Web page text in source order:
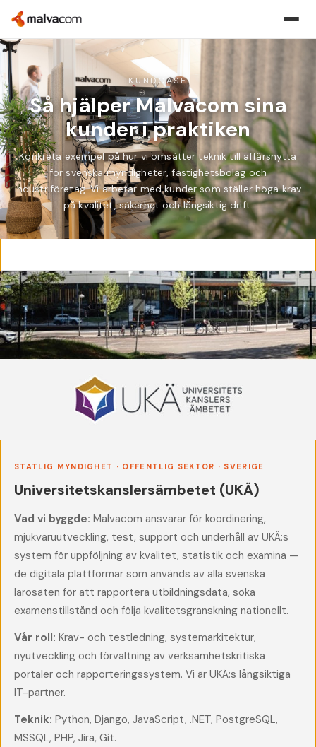
KUNDCASE
Så hjälper Malvacom sina
kunder i praktiken
Konkreta exempel på hur vi omsätter teknik till affärsnytta
för svenska myndigheter, fastighetsbolag och
industriföretag. Vi arbetar med kunder som ställer höga krav
på kvalitet, säkerhet och långsiktig drift.
STATLIG MYNDIGHET · OFFENTLIG SEKTOR · SVERIGE
Universitetskanslersämbetet (UKÄ)
Vad vi byggde: Malvacom ansvarar för koordinering,
mjukvaruutveckling, test, support och underhåll av UKÄ:s
system för uppföljning av kvalitet, statistik och examina —
de digitala plattformar som används av alla svenska
lärosäten för att rapportera utbildningsdata, söka
examenstillstånd och följa kvalitetsgranskning nationellt.
Vår roll: Krav- och testledning, systemarkitektur,
nyutveckling och förvaltning av verksamhetskritiska
portaler och rapporteringssystem. Vi är UKÄ:s långsiktiga
IT-partner.
Teknik: Python, Django, JavaScript, .NET, PostgreSQL,
MSSQL, PHP, Jira, Git.